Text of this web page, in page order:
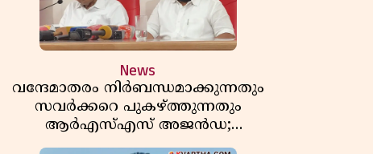
News
വന്ദേമാതരം നിർബന്ധമാക്കുന്നതും
സവർക്കറെ പുകഴ്ത്തുന്നതും
ആർഎസ്എസ് അജൻഡ;
സർക്കാരിനെതിരെ പിണറായി വിജയൻ